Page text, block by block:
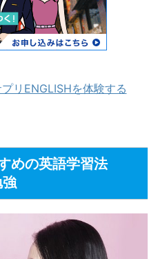
リENGLISHを体験する
めの英語学習法